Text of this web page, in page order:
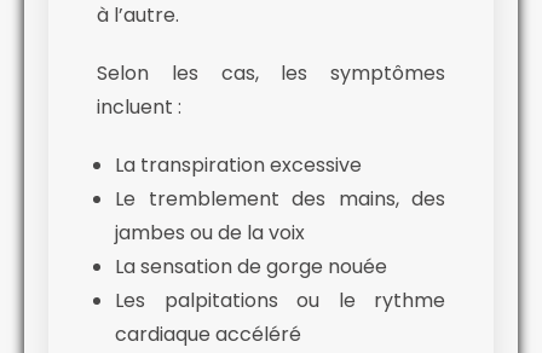
à l’autre.
Selon les cas, les symptômes
incluent :
La transpiration excessive
Le tremblement des mains, des
jambes ou de la voix
La sensation de gorge nouée
Les palpitations ou le rythme
cardiaque accéléré